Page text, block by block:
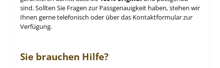
sind. Sollten Sie Fragen zur Passgenauigkeit haben, stehen wir
Ihnen gerne telefonisch oder über das Kontaktformular zur
Verfügung.
Sie brauchen Hilfe?